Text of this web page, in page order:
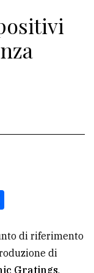
di riferimento
di
Gratings.